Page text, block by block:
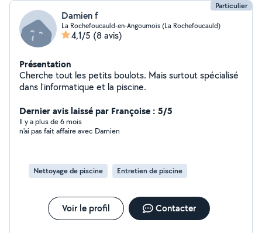
Particulier
Damien f
La Rochefoucauld-en-Angoumois (La Rochefoucauld)
4,1/5 (8 avis)
Présentation
Cherche tout les petits boulots. Mais surtout spécialisé
dans l'informatique et la piscine.
Dernier avis laissé par Françoise : 5/5
Il y a plus de 6 mois
n'ai pas fait affaire avec Damien
Nettoyage de piscine Entretien de piscine
Voir le profil Contacter